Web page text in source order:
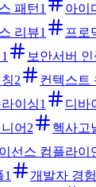
패턴 1 아이
리뷰1 프로
1 보안서버 인
2 컨텍스트
이싱1 디바
어 2 헥사고
선스 컴플라이
1 개발자 경험